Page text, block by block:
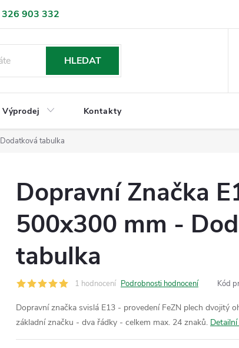
903 332
údajů Jak nakupovat
HLEDAT
Kontakty
tabulka
Dopravní Značka
500x300 mm -
tabulka
1 hodnocení Podrobnosti hodnocení Kód
Dopravní značka svislá E13 - provedení FeZN plech dvojitý
základní značku - dva řádky - celkem max. 24 znaků.